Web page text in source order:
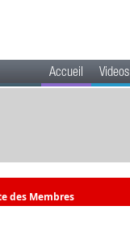
Accueil Videos
des Membres